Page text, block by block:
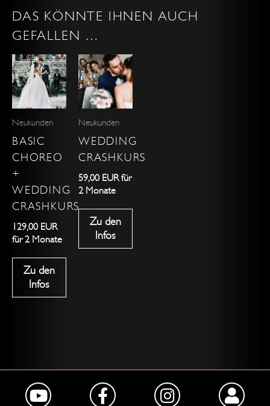
DAS KÖNNTE IHNEN AUCH
GEFALLEN …
Neukunden
BASIC
CHOREO
+
WEDDING
CRASHKURS
129,00 EUR
für 2 Monate
Zu den
Infos
Neukunden
WEDDING
CRASHKURS
59,00 EURfür
2 Monate
Zu den
Infos